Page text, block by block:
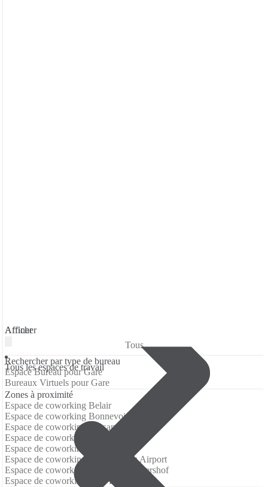
Affiner
Tous les espaces de travail
Afficher
Tous
Rechercher par type de bureau
Espace Bureau pour Gare
Bureaux Virtuels pour Gare
Zones à proximité
Espace de coworking Belair
Espace de coworking Bonnevoie
Espace de coworking Cessange
Espace de coworking Hollerich
Espace de coworking Kirchberg
Espace de coworking Luxembourg Airport
Espace de coworking Neudorf-Weimershof
Espace de coworking Ville Haute